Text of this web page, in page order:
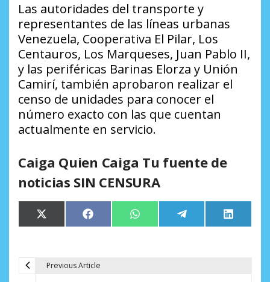
Las autoridades del transporte y
representantes de las líneas urbanas
Venezuela, Cooperativa El Pilar, Los
Centauros, Los Marqueses, Juan Pablo II,
y las periféricas Barinas Elorza y Unión
Camirí, también aprobaron realizar el
censo de unidades para conocer el
número exacto con las que cuentan
actualmente en servicio.
Caiga Quien Caiga Tu fuente de
noticias SIN CENSURA
Compartir
en
X
(Twitter)
Compartir
en
Facebook Compartir
en
WhatsApp Compartir
en
Telegram
en
LinkedIn
Previous Article